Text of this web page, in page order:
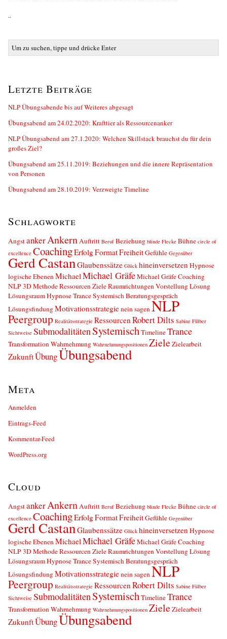
..
Letzte Beiträge
NLP Übungsabende bis auf Weiteres abgesagt
Übungsabend am 24.02.2020: Krafttier als Ressourcenanker
NLP Übungsabend am 27.1.2020: Welchen Skillstack brauchst du für dein
großes Ziel?
Übungsabend am 25.11.2019: Beziehungen und die innere Repräsentation
von Personen
Übungsabend am 28.10.2019: Verzweigte Timeline
Schlagworte
AngstankerAnkernAuftritt Beruf Beziehung blinde Flecke Bühne circle of
excellence CoachingErfolgFormatFreiheitGefühle Gegenüber
Gerd CastanGlaubenssätze Glück hineinversetzen Hypnose
logische EbenenMichael Michael GräfeMichael Gräfe Coaching
NLP 3D Methode Ressourcen Ziele Raumrichtungen Vorstellung Lösung
Lösungsraum Hypnose Trance Systemisch Beratungsgespräch
LösungsfindungMotivationsstrategienein sagenNLP
Peergroup Realitätsstrategie Ressourcen Robert Dilts Sabine Fülber
Sichtweise Submodalitäten SystemischTimelineTrance
TransformationWahrnehmung Wahrnehmungspositionen ZieleZielearbeit
ZukunftÜbungÜbungsabend
Meta
Anmelden
Eintrags-Feed
Kommentar-Feed
WordPress.org
Cloud
AngstankerAnkernAuftritt Beruf Beziehung blinde Flecke Bühne circle of
excellence CoachingErfolgFormatFreiheitGefühle Gegenüber
Gerd CastanGlaubenssätze Glück hineinversetzen Hypnose
logische EbenenMichael Michael GräfeMichael Gräfe Coaching
NLP 3D Methode Ressourcen Ziele Raumrichtungen Vorstellung Lösung
Lösungsraum Hypnose Trance Systemisch Beratungsgespräch
LösungsfindungMotivationsstrategienein sagenNLP
Peergroup Realitätsstrategie Ressourcen Robert Dilts Sabine Fülber
Sichtweise Submodalitäten SystemischTimelineTrance
TransformationWahrnehmung Wahrnehmungspositionen ZieleZielearbeit
ZukunftÜbungÜbungsabend